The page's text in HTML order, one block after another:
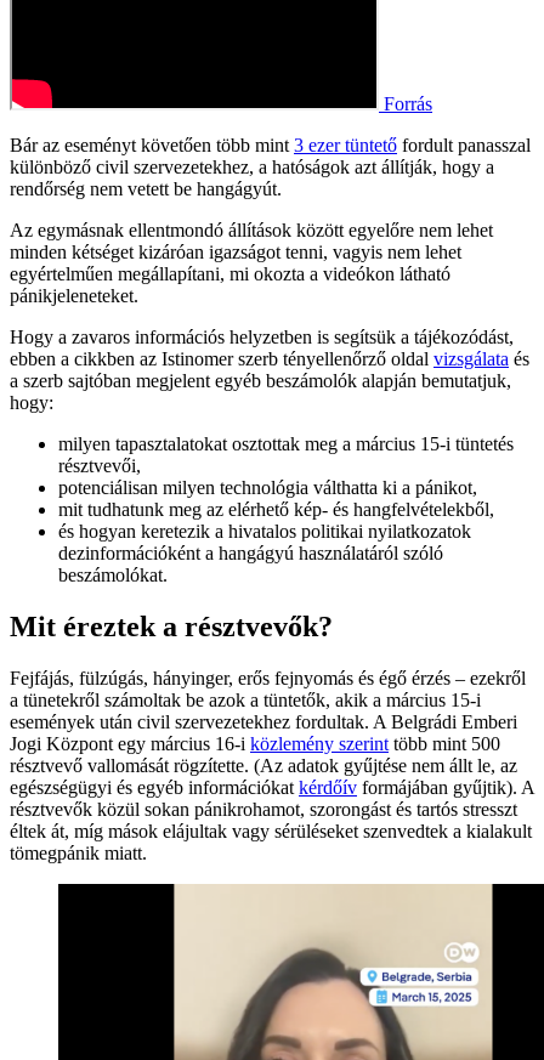
Forrás
Bár az eseményt követően több mint 3 ezer tüntető fordult panasszal
különböző civil szervezetekhez, a hatóságok azt állítják, hogy a
rendőrség nem vetett be hangágyút.
Az egymásnak ellentmondó állítások között egyelőre nem lehet
minden kétséget kizáróan igazságot tenni, vagyis nem lehet
egyértelműen megállapítani, mi okozta a videókon látható
pánikjeleneteket.
Hogy a zavaros információs helyzetben is segítsük a tájékozódást,
ebben a cikkben az Istinomer szerb tényellenőrző oldal vizsgálata és
a szerb sajtóban megjelent egyéb beszámolók alapján bemutatjuk,
hogy:
milyen tapasztalatokat osztottak meg a március 15-i tüntetés
résztvevői,
potenciálisan milyen technológia válthatta ki a pánikot,
mit tudhatunk meg az elérhető kép- és hangfelvételekből,
és hogyan keretezik a hivatalos politikai nyilatkozatok
dezinformációként a hangágyú használatáról szóló
beszámolókat.
Mit éreztek a résztvevők?
Fejfájás, fülzúgás, hányinger, erős fejnyomás és égő érzés – ezekről
a tünetekről számoltak be azok a tüntetők, akik a március 15-i
események után civil szervezetekhez fordultak. A Belgrádi Emberi
Jogi Központ egy március 16-i közlemény szerint több mint 500
résztvevő vallomását rögzítette. (Az adatok gyűjtése nem állt le, az
egészségügyi és egyéb információkat kérdőív formájában gyűjtik). A
résztvevők közül sokan pánikrohamot, szorongást és tartós stresszt
éltek át, míg mások elájultak vagy sérüléseket szenvedtek a kialakult
tömegpánik miatt.